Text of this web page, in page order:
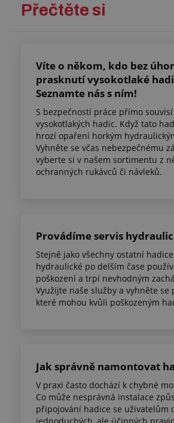
Přečtěte si
Víte o někom, kdo bez
prasknutí vysokotlaké
Seznamte nás s ním!
S bezpečností práce přímo
vysokotlakých hadic. Když tato
hrozí opaření horkým
Vyhněte se včas nebezpečnému
vyberte si v našem sortimentu z
ochranných rukávců či návleků.
Provádíme servis
Stejně jako všechny ostatní
hydraulické po delším čase
poškození a trpí nevhodným
Využijte naše služby a vyhněte se
které mohou kvůli poškozeným
Jak správně namontovat
V praxi často dochází k chybné
Co může nesprávná instalace
připojování hadice se uživatelům